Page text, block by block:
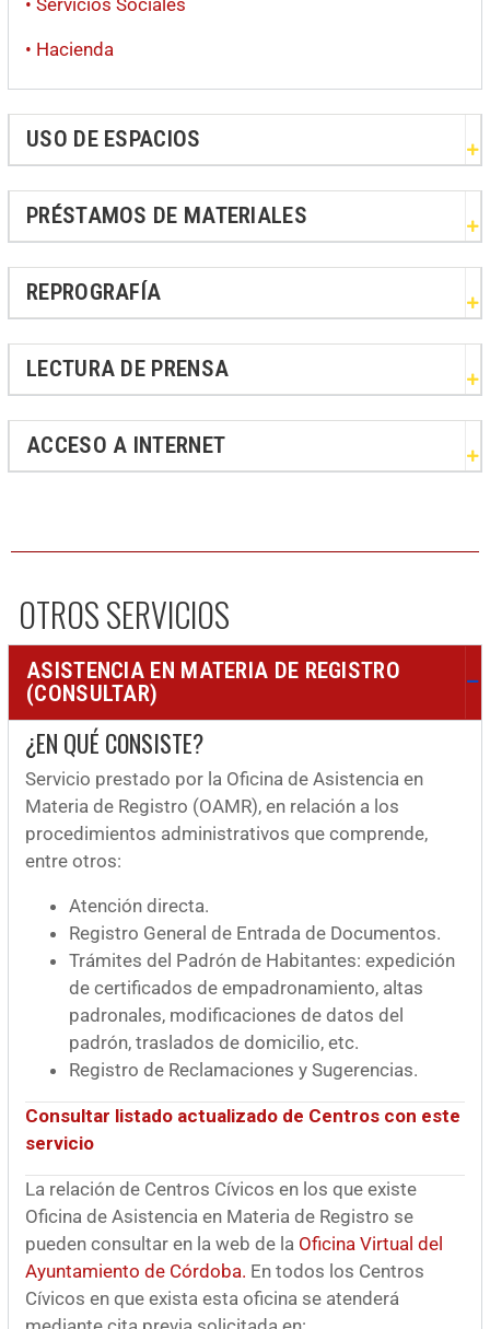
• Hacienda
USO DE ESPACIOS
PRÉSTAMOS DE MATERIALES
REPROGRAFÍA
LECTURA DE PRENSA
ACCESO A INTERNET
OTROS SERVICIOS
ASISTENCIA EN MATERIA DE REGISTRO
(CONSULTAR)
¿EN QUÉ CONSISTE?
Servicio prestado por la Oficina de Asistencia en
Materia de Registro (OAMR), en relación a los
procedimientos administrativos que comprende,
entre otros:
Atención directa.
Registro General de Entrada de Documentos.
Trámites del Padrón de Habitantes: expedición
de certificados de empadronamiento, altas
padronales, modificaciones de datos del
padrón, traslados de domicilio, etc.
Registro de Reclamaciones y Sugerencias.
Consultar listado actualizado de Centros con este
servicio
La relación de Centros Cívicos en los que existe
Oficina de Asistencia en Materia de Registro se
pueden consultar en la web de la Oficina Virtual del
Ayuntamiento de Córdoba. En todos los Centros
Cívicos en que exista esta oficina se atenderá